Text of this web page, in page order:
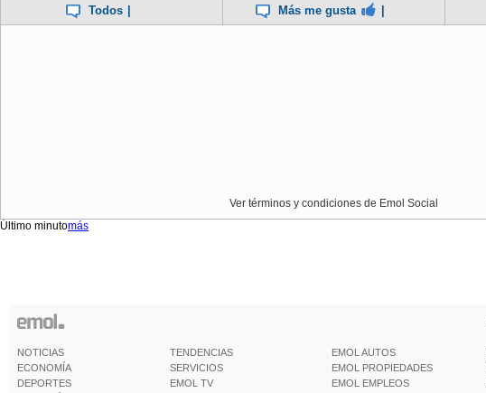
Todos | Más me gusta |
Ver términos y condiciones de Emol Social
Último minutomás
NOTICIAS
ECONOMÍA
DEPORTES
TENDENCIAS
SERVICIOS
EMOL TV
EMOL AUTOS
EMOL PROPIEDADES
EMOL EMPLEOS